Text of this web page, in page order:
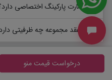
آیا عمارت پارکینگ اختصاصی
اتاق عقد مجموعه چه ظرفیتی
درخواست قیمت منو